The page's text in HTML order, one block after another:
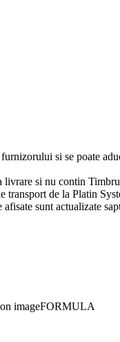
si se poate
livrare si nu contin
transport de la Platin
sunt actualizate
imageFORMULA